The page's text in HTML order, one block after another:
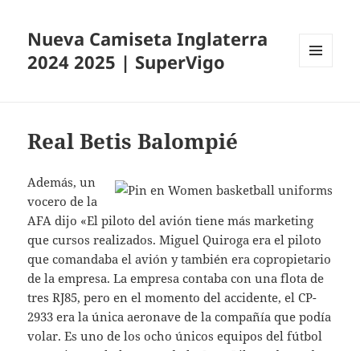
Nueva Camiseta Inglaterra
2024 2025 | SuperVigo
Real Betis Balompié
Además, un
vocero de la
AFA dijo «El piloto del avión tiene más marketing
que cursos realizados. Miguel Quiroga era el piloto
que comandaba el avión y también era copropietario
de la empresa. La empresa contaba con una flota de
tres RJ85, pero en el momento del accidente, el CP-
2933 era la única aeronave de la compañía que podía
volar. Es uno de los ocho únicos equipos del fútbol